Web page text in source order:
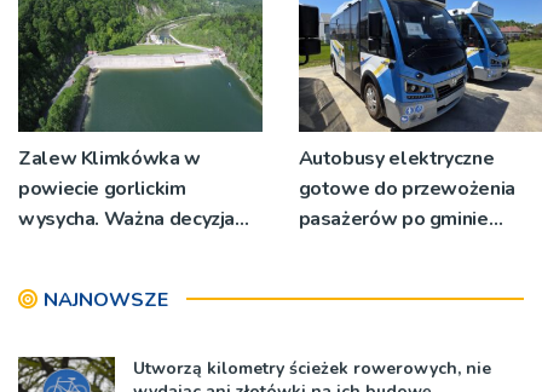
Zalew Klimkówka w
powiecie gorlickim
wysycha. Ważna decyzja
Autobusy elektryczne
gotowe do przewożenia
pasażerów po gminie
NAJNOWSZE
Utworzą kilometry ścieżek rowerowych, nie